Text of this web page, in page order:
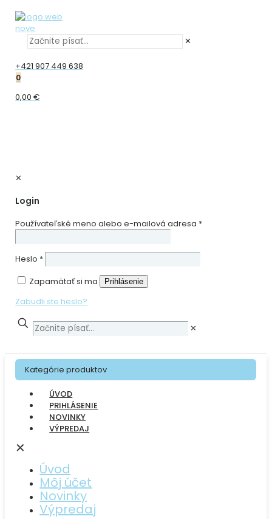
✕
+421 907 449 638
0
0,00 €
✕
Login
Používateľské meno alebo e-mailová adresa *
Heslo *
Zapamätať si ma
Prihlásenie
Zabudli ste heslo?
✕
Kategórie produktov
ÚVOD
PRIHLÁSENIE
NOVINKY
VÝPREDAJ
✕
Úvod
Môj účet
Novinky
Výpredaj